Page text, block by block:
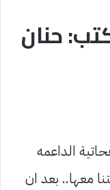
حنان
الداعمه
معها.. بعد ان